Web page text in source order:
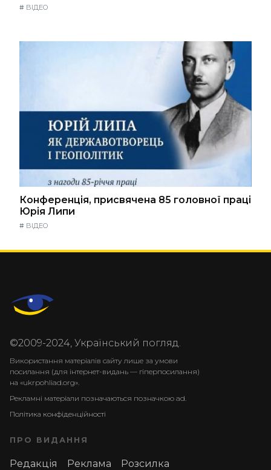
# ВІДЕО
Конференція, присвячена 85 головної праці
Юрія Липи
# ВІДЕО
©2009-2024, Український погляд.
Використання матеріалів сайту лише за умови
посилання (для інтернет-видань — гіперпосилання)
на «ukrpohliad.org».
Рекламні матеріали позначаються позначкою ad.
Політика конфіденційності
ПРО ВИДАННЯ
Редакція Реклама Розсилка